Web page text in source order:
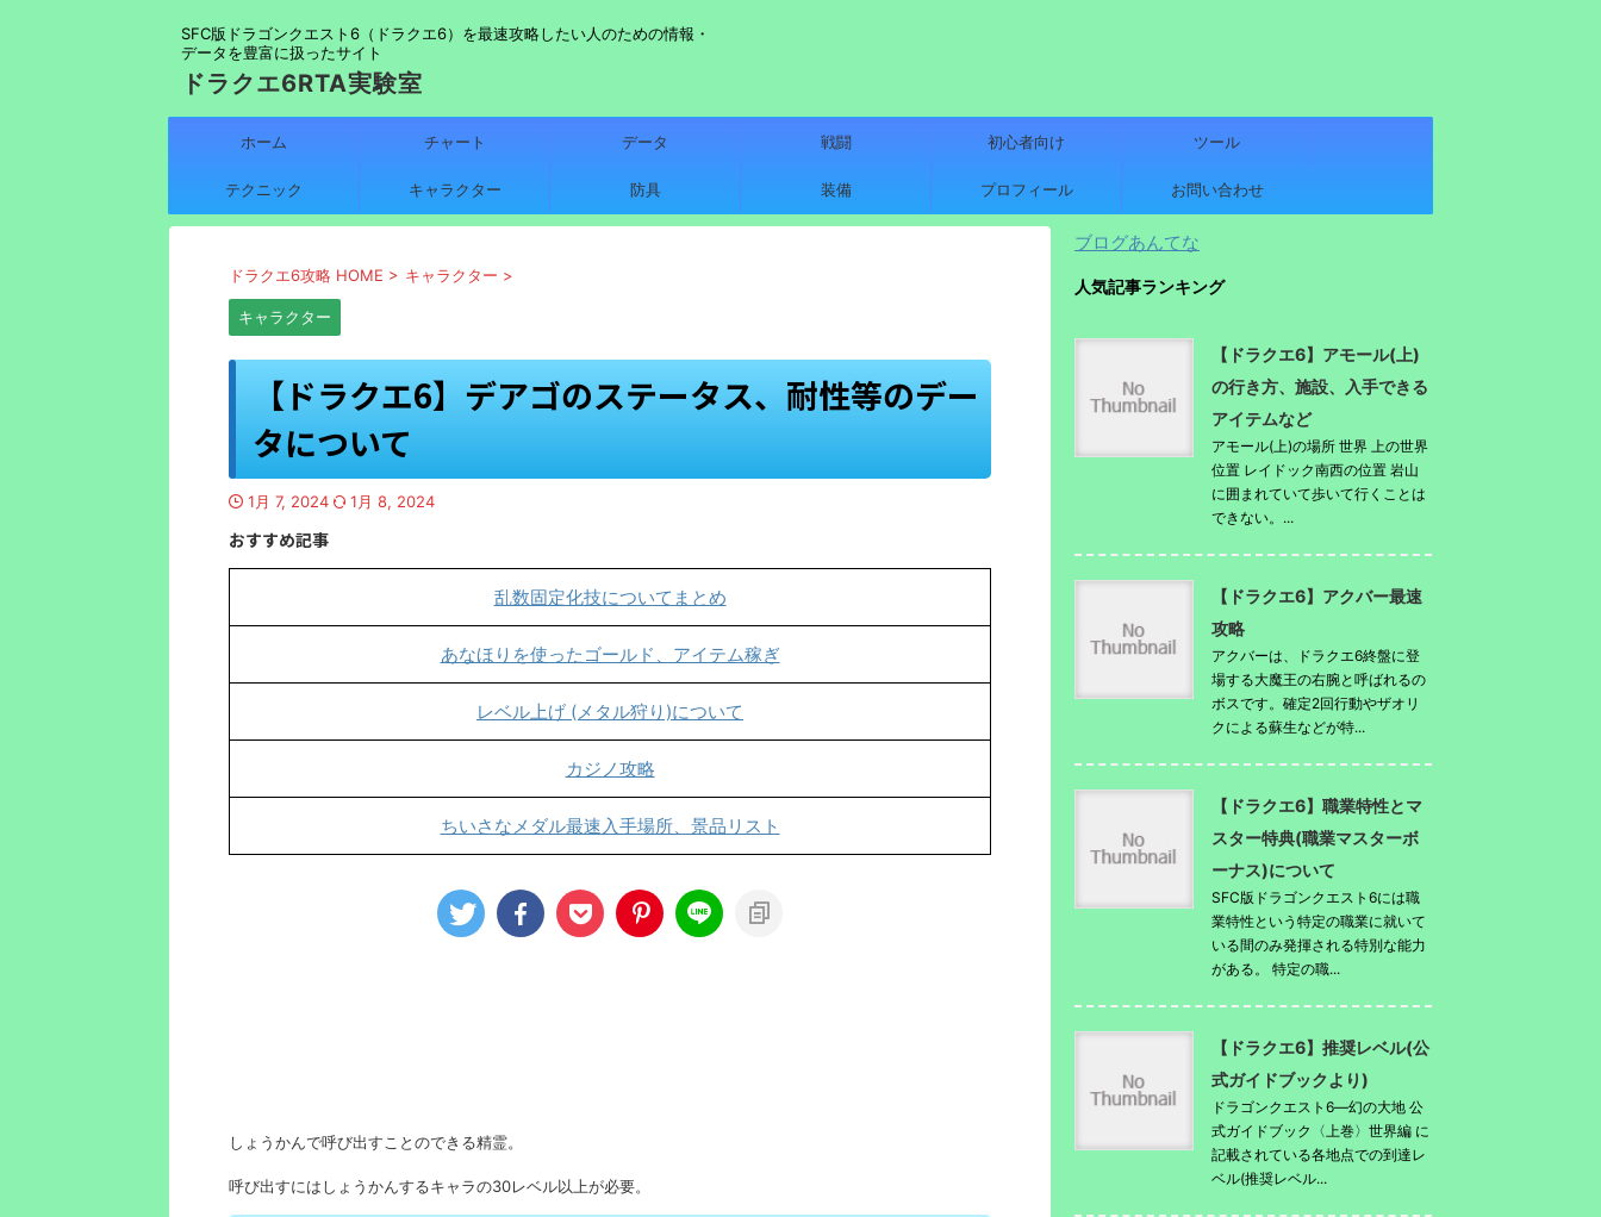
SFC版ドラゴンクエスト6（ドラクエ6）を最速攻略したい人のための情報・
データを豊富に扱ったサイト
ドラクエ6RTA実験室
ホーム チャート データ 戦闘 初心者向け ツール
テクニック キャラクター 防具 装備 プロフィール お問い合わせ
ドラクエ6攻略 HOME > キャラクター >
キャラクター
【ドラクエ6】デアゴのステータス、耐性等のデー
タについて
1月 7, 2024 1月 8, 2024
おすすめ記事
乱数固定化技についてまとめ
あなほりを使ったゴールド、アイテム稼ぎ
レベル上げ (メタル狩り)について
カジノ攻略
ちいさなメダル最速入手場所、景品リスト
しょうかんで呼び出すことのできる精霊。
呼び出すにはしょうかんするキャラの30レベル以上が必要。
ブログあんてな
人気記事ランキング
【ドラクエ6】アモール(上)
の行き方、施設、入手できる
アイテムなど
アモール(上)の場所 世界 上の世界
位置 レイドック南西の位置 岩山
に囲まれていて歩いて行くことは
できない。...
【ドラクエ6】アクバー最速
攻略
アクバーは、ドラクエ6終盤に登
場する大魔王の右腕と呼ばれるの
ボスです。確定2回行動やザオリ
クによる蘇生などが特...
【ドラクエ6】職業特性とマ
スター特典(職業マスターボ
ーナス)について
SFC版ドラゴンクエスト6には職
業特性という特定の職業に就いて
いる間のみ発揮される特別な能力
がある。 特定の職...
【ドラクエ6】推奨レベル(公
式ガイドブックより)
ドラゴンクエスト6―幻の大地 公
式ガイドブック〈上巻〉世界編 に
記載されている各地点での到達レ
ベル(推奨レベル...